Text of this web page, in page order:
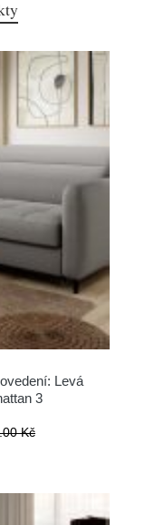
Levá
3
Kč